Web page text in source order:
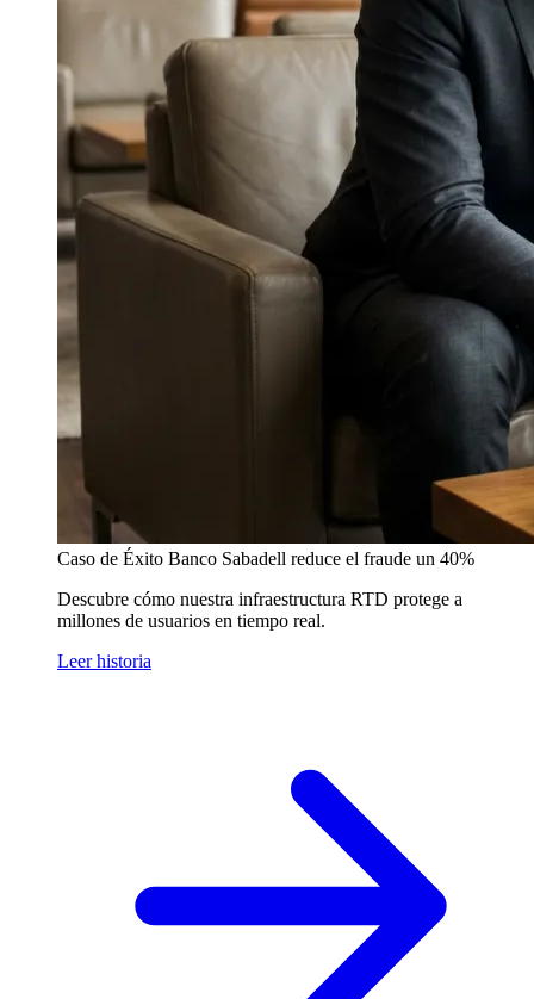
Caso de Éxito Banco Sabadell reduce el fraude un 40%
Descubre cómo nuestra infraestructura RTD protege a
millones de usuarios en tiempo real.
Leer historia